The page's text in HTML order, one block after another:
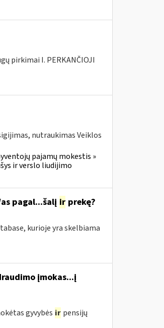
pirkimai I. PERKANČIOJI
nutraukimas Veiklos
pajamų mokestis »
ir verslo liudijimo
pagal...šalį irprekę?
kurioje yra skelbiama
įmokas...į
gyvybės ir pensijų